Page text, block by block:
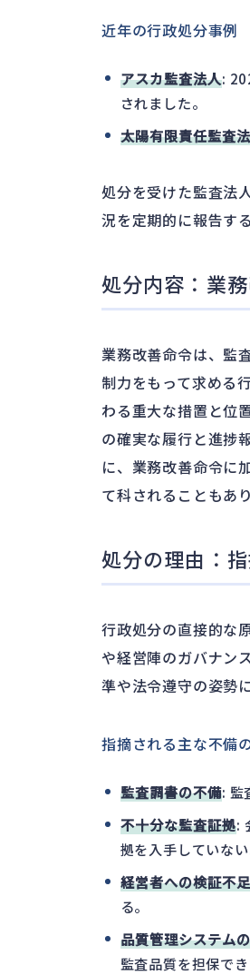
近年の行政処分事例
アスカ監査法人:
されました。
太陽有限責任監査
処分を受けた監査法
況を定期的に報告す
処分内容：業
業務改善命令は、監
制力をもって求める
わる重大な措置と位
の確実な履行と進捗
に、業務改善命令に
て科されることもあり
処分の理由：
行政処分の直接的な
や経営陣のガバナン
準や法令遵守の姿勢
指摘される主な不備
監査調書の不備: 監
不十分な監査証拠:
拠を入手していない
経営者への検証不足
る。
品質管理システム
監査品質を担保でき